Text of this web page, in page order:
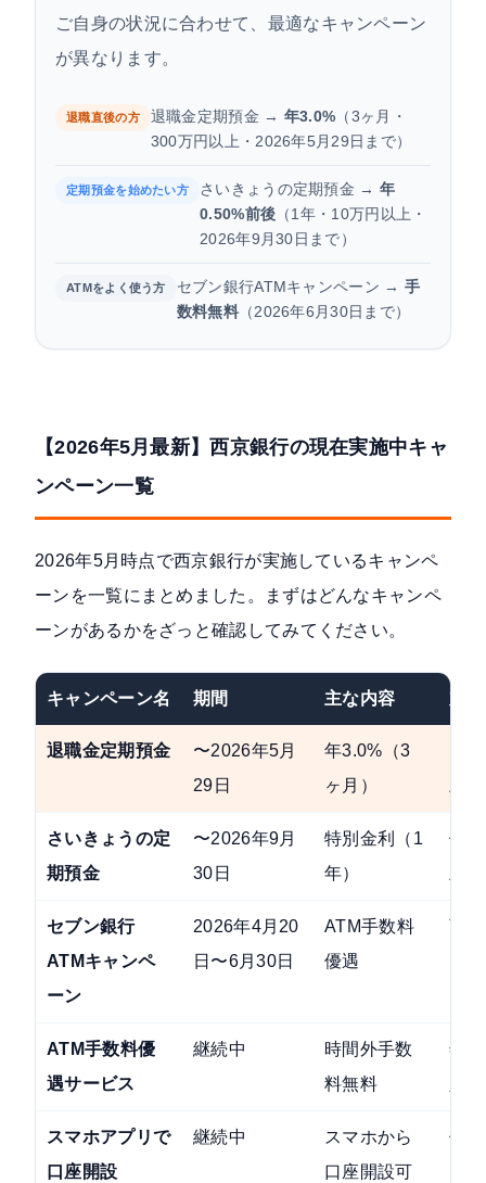
ご自身の状況に合わせて、最適なキャンペーン
が異なります。
退職直後の方 退職金定期預金 → 年3.0% （3ヶ月・
300万円以上・2026年5月29日まで）
定期預金を始めたい方 さいきょうの定期預金 → 年
0.50%前後 （1年・10万円以上・
2026年9月30日まで）
ATMをよく使う方 セブン銀行ATMキャンペーン → 手
数料無料（2026年6月30日まで）
【2026年5月最新】西京銀行の現在実施中キャ
ンペーン一覧
2026年5月時点で西京銀行が実施しているキャンペ
ーンを一覧にまとめました。まずはどんなキャンペ
ーンがあるかをざっと確認してみてください。
キャンペーン名 期間 主な内容 対
退職金定期預金
〜2026年5月
29日
年3.0%（3
ヶ月）
上
さいきょうの定
期預金
〜2026年9月
30日
特別金利（1
年）
個
上）
セブン銀行
ATMキャンペ
ーン
2026年4月20
日〜6月30日
ATM手数料
優遇
ATM手数料優
遇サービス
継続中
時間外手数
料無料
年
スマホアプリで
口座開設
継続中
スマホから
口座開設可
個